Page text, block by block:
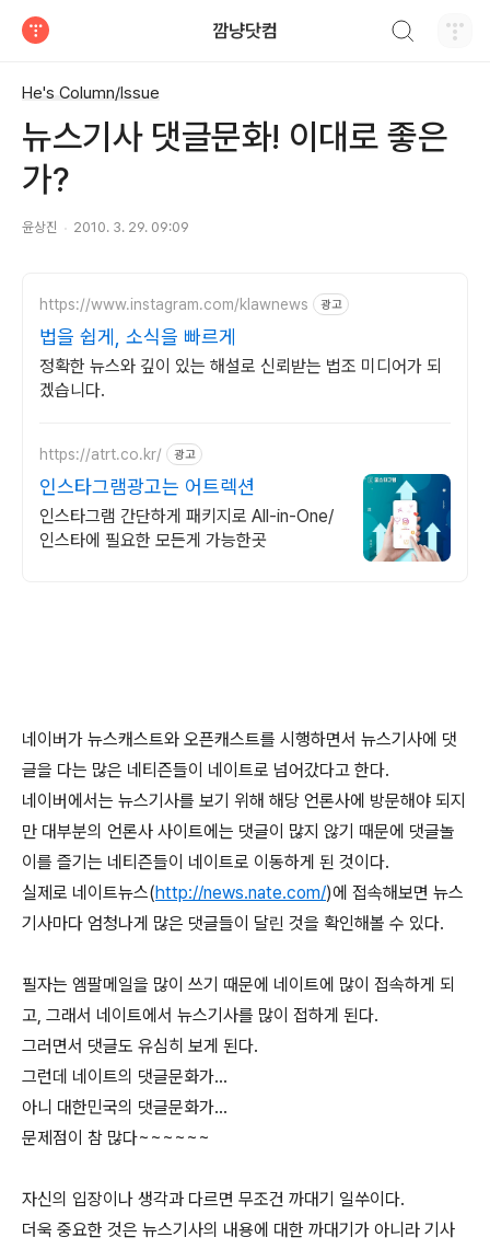
깜냥닷컴
He's Column/Issue
뉴스기사 댓글문화! 이대로 좋은
가?
윤상진 2010. 3. 29. 09:09
https://www.instagram.com/klawnews 광고
법을 쉽게, 소식을 빠르게
정확한 뉴스와 깊이 있는 해설로 신뢰받는 법조 미디어가 되
겠습니다.
https://atrt.co.kr/ 광고
인스타그램광고는 어트렉션
인스타그램 간단하게 패키지로 All-in-One/
인스타에 필요한 모든게 가능한곳
네이버가 뉴스캐스트와 오픈캐스트를 시행하면서 뉴스기사에 댓
글을 다는 많은 네티즌들이 네이트로 넘어갔다고 한다.
네이버에서는 뉴스기사를 보기 위해 해당 언론사에 방문해야 되지
만 대부분의 언론사 사이트에는 댓글이 많지 않기 때문에 댓글놀
이를 즐기는 네티즌들이 네이트로 이동하게 된 것이다.
실제로 네이트뉴스(http://news.nate.com/)에 접속해보면 뉴스
기사마다 엄청나게 많은 댓글들이 달린 것을 확인해볼 수 있다.
필자는 엠팔메일을 많이 쓰기 때문에 네이트에 많이 접속하게 되
고, 그래서 네이트에서 뉴스기사를 많이 접하게 된다.
그러면서 댓글도 유심히 보게 된다.
그런데 네이트의 댓글문화가...
아니 대한민국의 댓글문화가...
문제점이 참 많다~~~~~~
자신의 입장이나 생각과 다르면 무조건 까대기 일쑤이다.
더욱 중요한 것은 뉴스기사의 내용에 대한 까대기가 아니라 기사